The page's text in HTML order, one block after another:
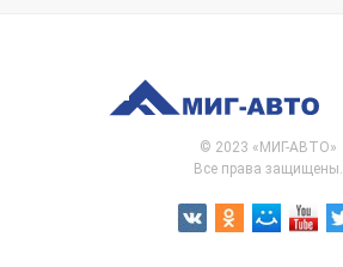
© 2023 «МИГ-АВТО»
Все права защищены.